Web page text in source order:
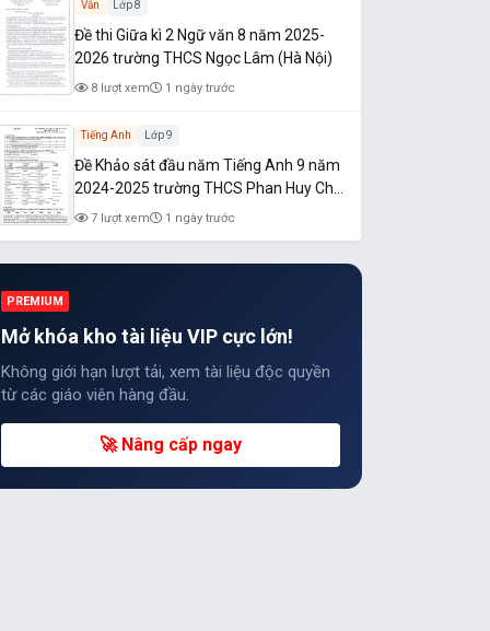
Văn Lớp 8
Đề thi Giữa kì 2 Ngữ văn 8 năm 2025-
2026 trường THCS Ngọc Lâm (Hà Nội)
8 lượt xem 1 ngày trước
Tiếng Anh Lớp 9
Đề Khảo sát đầu năm Tiếng Anh 9 năm
2024-2025 trường THCS Phan Huy Chú
(Hà Tĩnh)
7 lượt xem 1 ngày trước
PREMIUM
Mở khóa kho tài liệu VIP cực lớn!
Không giới hạn lượt tải, xem tài liệu độc quyền
từ các giáo viên hàng đầu.
🚀 Nâng cấp ngay